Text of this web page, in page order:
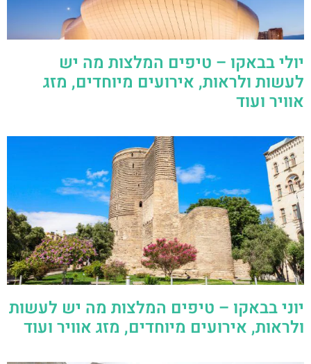
יולי בבאקו – טיפים המלצות מה יש
לעשות ולראות, אירועים מיוחדים, מזג
אוויר ועוד
יוני בבאקו – טיפים המלצות מה יש לעשות
ולראות, אירועים מיוחדים, מזג אוויר ועוד